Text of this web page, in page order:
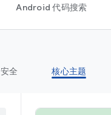
Android 代码搜索
安全 核心主题